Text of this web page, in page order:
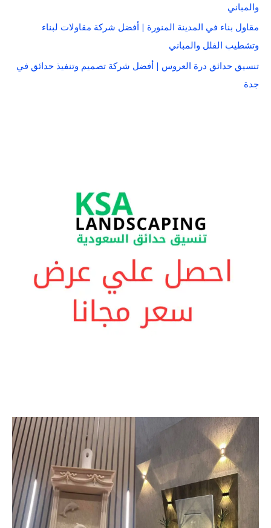
والمباني
مقاول بناء في المدينة المنورة | أفضل شركة مقاولات لبناء
وتشطيب الفلل والمباني
تنسيق حدائق درة العروس | أفضل شركة تصميم وتنفيذ حدائق في
جدة